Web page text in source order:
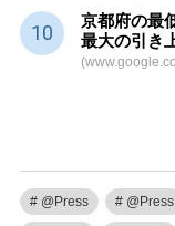
京都府の最
最大の引き
@Press @Press